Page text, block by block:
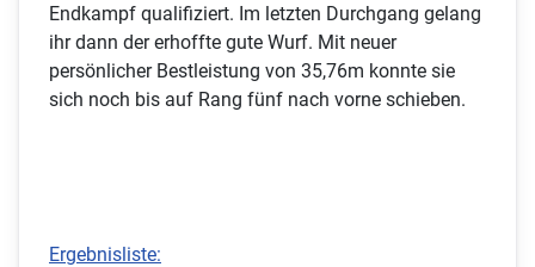
Endkampf qualifiziert. Im letzten Durchgang gelang
ihr dann der erhoffte gute Wurf. Mit neuer
persönlicher Bestleistung von 35,76m konnte sie
sich noch bis auf Rang fünf nach vorne schieben.
Ergebnisliste: